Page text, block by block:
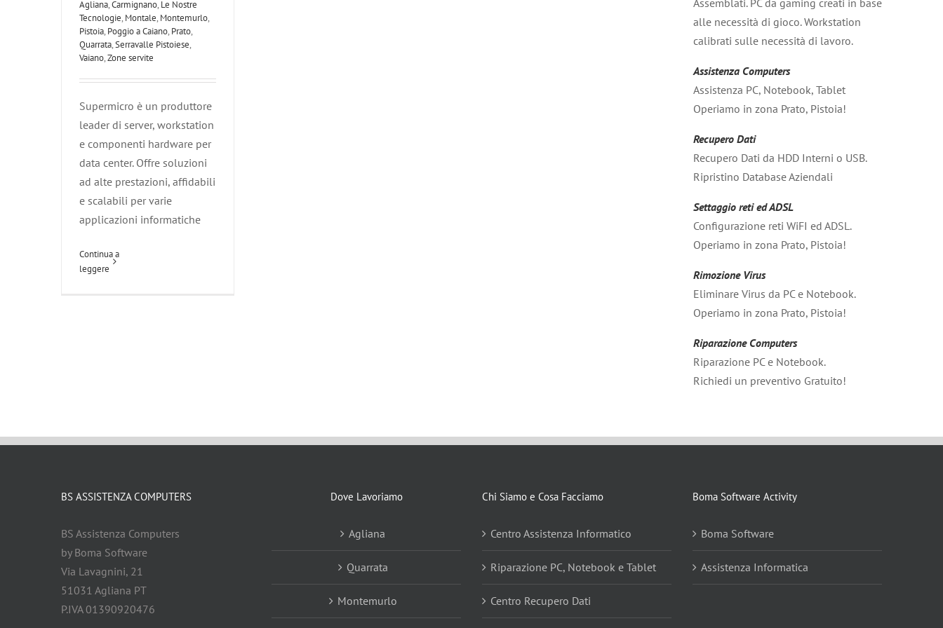
Agliana,Carmignano, Le Nostre
Tecnologie, Montale, Montemurlo,
Pistoia, Poggio a Caiano, Prato,
Quarrata,Serravalle Pistoiese,
Vaiano,Zone servite
Supermicro è un produttore
leader di server, workstation
e componenti hardware per
data center. Offre soluzioni
ad alte prestazioni, affidabili
e scalabili per varie
applicazioni informatiche
Continua a
leggere
Assemblati. PC da gaming creati in base
alle necessità di gioco. Workstation
calibrati sulle necessità di lavoro.
Assistenza Computers
Assistenza PC, Notebook, Tablet
Operiamo in zona Prato, Pistoia!
Recupero Dati
Recupero Dati da HDD Interni o USB.
Ripristino Database Aziendali
Settaggio reti ed ADSL
Configurazione reti WiFI ed ADSL.
Operiamo in zona Prato, Pistoia!
Rimozione Virus
Eliminare Virus da PC e Notebook.
Operiamo in zona Prato, Pistoia!
Riparazione Computers
Riparazione PC e Notebook.
Richiedi un preventivo Gratuito!
BS ASSISTENZA COMPUTERS
BS Assistenza Computers
by Boma Software
Via Lavagnini, 21
51031 Agliana PT
P.IVA 01390920476
Dove Lavoriamo
Agliana
Quarrata
Montemurlo
Chi Siamo e Cosa Facciamo
Centro Assistenza Informatico
Riparazione PC, Notebook e Tablet
Centro Recupero Dati
Boma Software Activity
Boma Software
Assistenza Informatica